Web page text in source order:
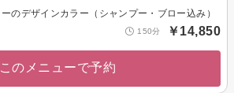
のデザインカラー（シャンプー・ブロー込み）
150分 ￥14,850
このメニューで予約